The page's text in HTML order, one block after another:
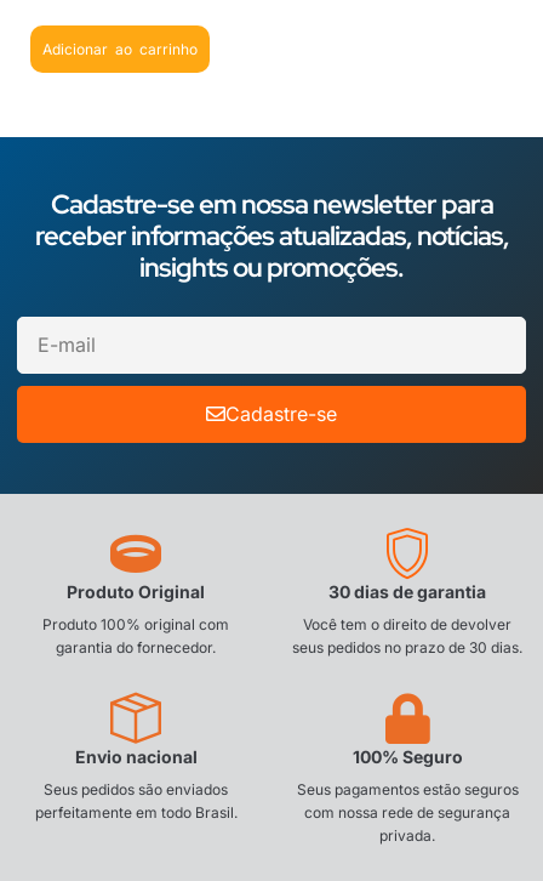
Adicionar ao carrinho
Cadastre-se em nossa newsletter para
receber informações atualizadas, notícias,
insights ou promoções.
Cadastre-se
Produto Original
Produto 100% original com
garantia do fornecedor.
30 dias de garantia
Você tem o direito de devolver
seus pedidos no prazo de 30 dias.
Envio nacional
Seus pedidos são enviados
perfeitamente em todo Brasil.
100% Seguro
Seus pagamentos estão seguros
com nossa rede de segurança
privada.